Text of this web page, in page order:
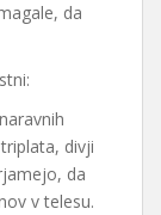
da
divji
da
v telesu.